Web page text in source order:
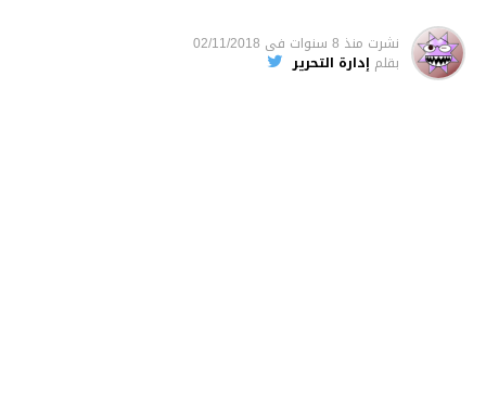
نشرت منذ 8 سنوات فى 02/11/2018
بقلم إدارة التحرير